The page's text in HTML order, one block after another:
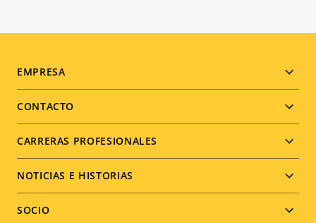
Footer
menu
EMPRESA
CONTACTO
CARRERAS PROFESIONALES
NOTICIAS E HISTORIAS
SOCIO